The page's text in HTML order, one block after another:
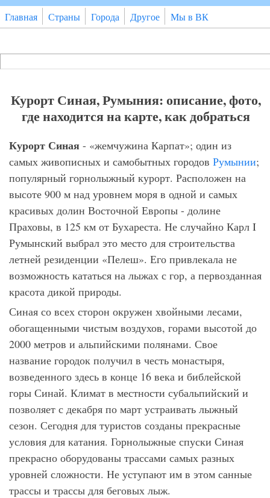
Перейти к основному содержанию
Главная Страны Города Другое Мы в ВК
Форма поиска
Курорт Синая, Румыния: описание, фото,
где находится на карте, как добраться
Курорт Синая - «жемчужина Карпат»; один из
самых живописных и самобытных городов Румынии;
популярный горнолыжный курорт. Расположен на
высоте 900 м над уровнем моря в одной и самых
красивых долин Восточной Европы - долине
Праховы, в 125 км от Бухареста. Не случайно Карл I
Румынский выбрал это место для строительства
летней резиденции «Пелеш». Его привлекала не
возможность кататься на лыжах с гор, а первозданная
красота дикой природы.
Синая со всех сторон окружен хвойными лесами,
обогащенными чистым воздухов, горами высотой до
2000 метров и альпийскими полянами. Свое
название городок получил в честь монастыря,
возведенного здесь в конце 16 века и библейской
горы Синай. Климат в местности субальпийский и
позволяет с декабря по март устраивать лыжный
сезон. Сегодня для туристов созданы прекрасные
условия для катания. Горнолыжные спуски Синая
прекрасно оборудованы трассами самых разных
уровней сложности. Не уступают им в этом санные
трассы и трассы для беговых лыж.